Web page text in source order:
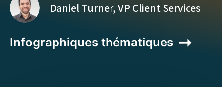
Daniel Turner, VP Client Services
Infographiques thématiques